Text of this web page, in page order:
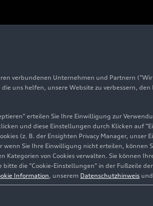
Tradition
verbundenen Unternehmen und Partnern
uns helfen, unsere Website zu verbessern,
erteilen Sie Ihre Einwilligung zur
und diese Einstellungen durch Klicken auf
(z. B. der Ensighten Privacy Manager, unser
Sie Ihre Einwilligung nicht erteilen, können
von Cookies verwalten. Sie können
die "Cookie-Einstellungen" in der Fußzeile
Information, unserem Datenschutzhinweis